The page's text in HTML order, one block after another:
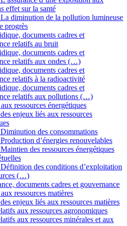
effet sur la santé
diminution de la pollution lumineuse
progrès
documents cadres et
relatifs au bruit
documents cadres et
relatifs aux ondes (…)
documents cadres et
relatifs à la radioactivité
documents cadres et
relatifs aux pollutions (…)
ressources énergétiques
enjeux liés aux ressources
des consommations
d’énergies renouvelables
des ressources énergétiques
des conditions d’exploitation
(…)
documents cadres et gouvernance
ressources matières
enjeux liés aux ressources matières
aux ressources agronomiques
aux ressources minérales et aux